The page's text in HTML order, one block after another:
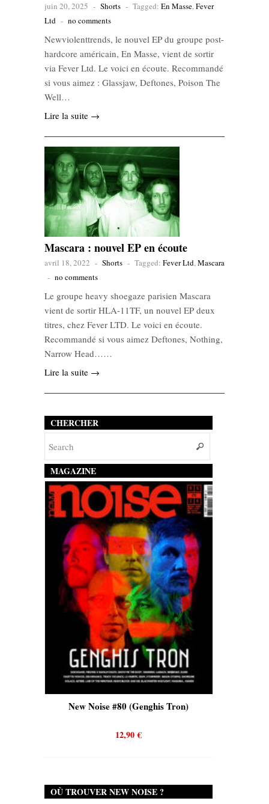
juin 20, 2025 - Shorts - Tagged: En Masse,Fever
Ltd - no comments
Newviolenttrends, le nouvel EP du groupe post-
hardcore américain, En Masse, vient de sortir
via Fever Ltd. Le voici en écoute. Recommandé
si vous aimez : Glassjaw, Deftones, Poison The
Well…
Lire la suite →
Mascara : nouvel EP en écoute
avril 18, 2022 - Shorts - Tagged: Fever Ltd,Mascara
- no comments
Le groupe heavy shoegaze parisien Mascara
vient de sortir HLA-11TF, un nouvel EP deux
titres, chez Fever LTD. Le voici en écoute.
Recommandé si vous aimez Deftones, Nothing,
Narrow Head……
Lire la suite →
CHERCHER
MAGAZINE
New Noise #80 (Genghis Tron)
12,90€
OÙ TROUVER NEW NOISE ?